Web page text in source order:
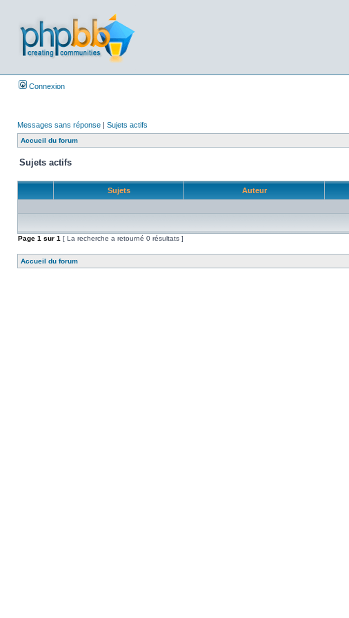
Connexion
Messages sans réponse | Sujets actifs
Accueil du forum
Sujets actifs
Sujets Auteur
Page 1 sur 1 [ La recherche a retourné 0 résultats ]
Accueil du forum